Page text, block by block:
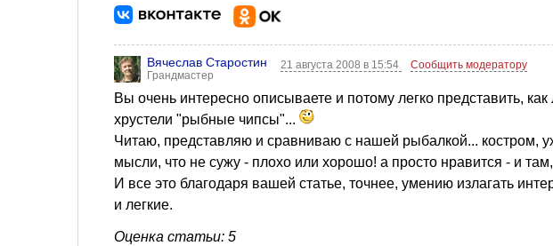
Вячеслав Старостин
Грандмастер
21 августа 2008 в 15:54 Сообщить модератору
Вы очень интересно описываете и потому легко представить,
хрустели "рыбные чипсы"...
Читаю, представляю и сравниваю с нашей рыбалкой... костром,
мысли, что не сужу - плохо или хорошо! а просто нравится - и
И все это благодаря вашей статье, точнее, умению излагать
и легкие.
Оценка статьи: 5